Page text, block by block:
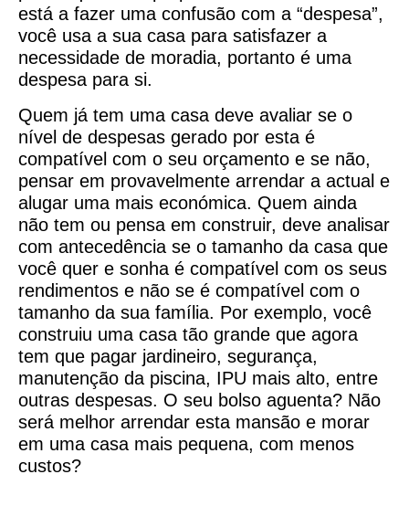
está a fazer uma confusão com a “despesa”,
você usa a sua casa para satisfazer a
necessidade de moradia, portanto é uma
despesa para si.
Quem já tem uma casa deve avaliar se o
nível de despesas gerado por esta é
compatível com o seu orçamento e se não,
pensar em provavelmente arrendar a actual e
alugar uma mais económica. Quem ainda
não tem ou pensa em construir, deve analisar
com antecedência se o tamanho da casa que
você quer e sonha é compatível com os seus
rendimentos e não se é compatível com o
tamanho da sua família. Por exemplo, você
construiu uma casa tão grande que agora
tem que pagar jardineiro, segurança,
manutenção da piscina, IPU mais alto, entre
outras despesas. O seu bolso aguenta? Não
será melhor arrendar esta mansão e morar
em uma casa mais pequena, com menos
custos?